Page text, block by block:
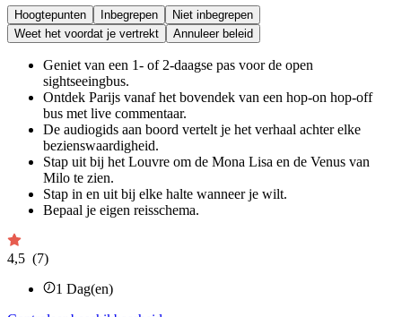
Hoogtepunten Inbegrepen
Niet inbegrepen
Weet het voordat je vertrekt
Annuleer beleid
Geniet van een 1- of 2-daagse pas voor de open
sightseeingbus.
Ontdek Parijs vanaf het bovendek van een hop-on hop-off
bus met live commentaar.
De audiogids aan boord vertelt je het verhaal achter elke
bezienswaardigheid.
Stap uit bij het Louvre om de Mona Lisa en de Venus van
Milo te zien.
Stap in en uit bij elke halte wanneer je wilt.
Bepaal je eigen reisschema.
4,5 (7)
1 Dag(en)